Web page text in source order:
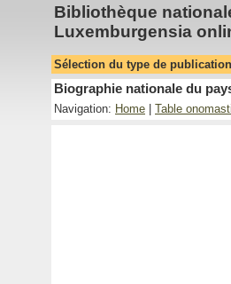
Bibliothèque
Luxemburgensia
Sélection du type de
Biographie nationale du
Navigation: Home Table